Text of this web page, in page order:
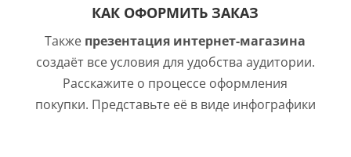
КАК ОФОРМИТЬ ЗАКАЗ
Также презентация интернет-магазина
создаёт все условия для удобства аудитории.
Расскажите о процессе оформления
покупки. Представьте её в виде инфографики